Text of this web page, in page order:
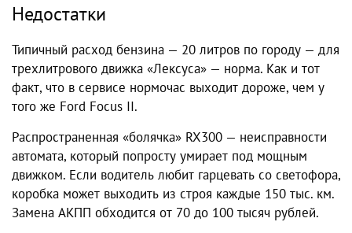
Недостатки
Типичный расход бензина — 20 литров по городу — для
трехлитрового движка «Лексуса» — норма. Как и тот
факт, что в сервисе нормочас выходит дороже, чем у
того же Ford Focus II.
Распространенная «болячка» RX300 — неисправности
автомата, который попросту умирает под мощным
движком. Если водитель любит гарцевать со светофора,
коробка может выходить из строя каждые 150 тыс. км.
Замена АКПП обходится от 70 до 100 тысяч рублей.